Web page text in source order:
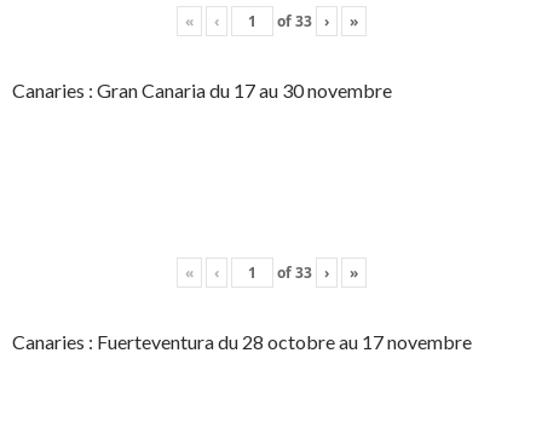
« ‹ of33 › »
Canaries : Gran Canaria du 17 au 30 novembre
« ‹ of33 › »
Canaries : Fuerteventura du 28 octobre au 17 novembre